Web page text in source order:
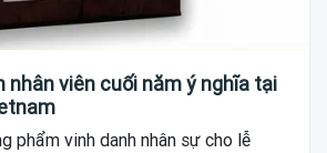
nhân viên cuối năm ý nghĩa tại
phẩm vinh danh nhân sự cho lễ